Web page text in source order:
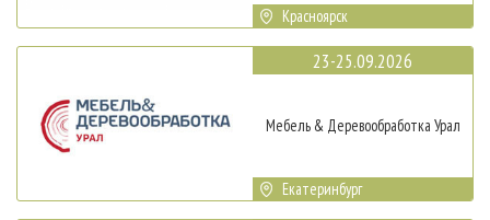
Красноярск
23-25.09.2026
Мебель & Деревообработка Урал
Екатеринбург